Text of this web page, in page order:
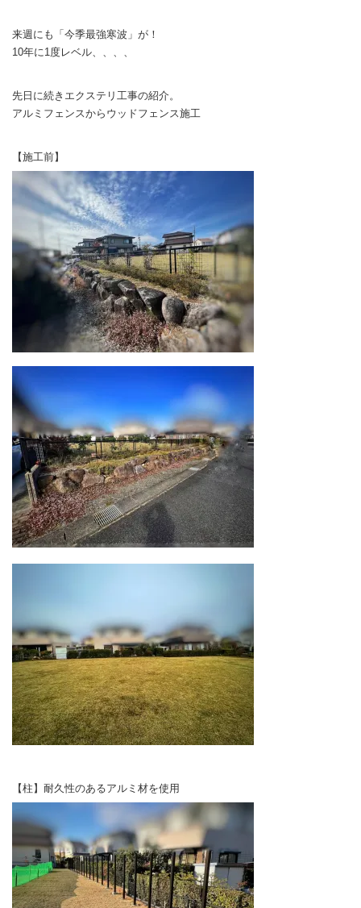
来週にも「今季最強寒波」が！
10年に1度レベル、、、、
先日に続きエクステリ工事の紹介。
アルミフェンスからウッドフェンス施工
【施工前】
【柱】耐久性のあるアルミ材を使用